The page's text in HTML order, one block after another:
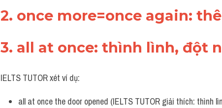
2. once more=once again:
3. all at once: thình lình, đột
IELTS TUTOR xét ví dụ:
all at once the door opened (IELTS TUTOR giải thích: thình